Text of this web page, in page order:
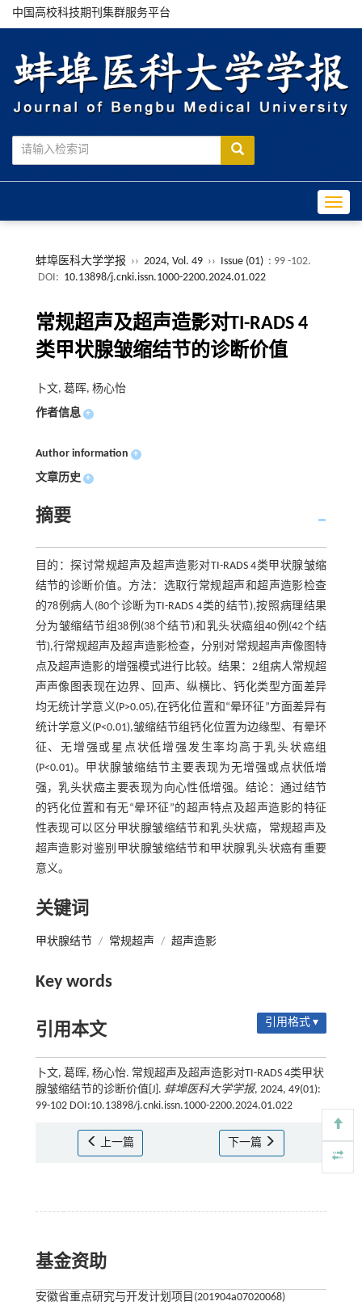
中国高校科技期刊集群服务平台
蚌埠医科大学学报 ›› 2024, Vol. 49 ›› Issue (01) : 99 -102.
DOI: 10.13898/j.cnki.issn.1000-2200.2024.01.022
常规超声及超声造影对TI-RADS 4
类甲状腺皱缩结节的诊断价值
卜文, 葛晖, 杨心怡
作者信息 +
Author information +
文章历史 +
摘要
目的：探讨常规超声及超声造影对TI-RADS 4类甲状腺皱缩
结节的诊断价值。方法：选取行常规超声和超声造影检查
的78例病人(80个诊断为TI-RADS 4类的结节),按照病理结果
分为皱缩结节组38例(38个结节)和乳头状癌组40例(42个结
节),行常规超声及超声造影检查，分别对常规超声声像图特
点及超声造影的增强模式进行比较。结果：2组病人常规超
声声像图表现在边界、回声、纵横比、钙化类型方面差异
均无统计学意义(P>0.05),在钙化位置和“晕环征”方面差异有
统计学意义(P<0.01),皱缩结节组钙化位置为边缘型、有晕环
征、无增强或星点状低增强发生率均高于乳头状癌组
(P<0.01)。甲状腺皱缩结节主要表现为无增强或点状低增
强，乳头状癌主要表现为向心性低增强。结论：通过结节
的钙化位置和有无“晕环征”的超声特点及超声造影的特征
性表现可以区分甲状腺皱缩结节和乳头状癌，常规超声及
超声造影对鉴别甲状腺皱缩结节和甲状腺乳头状癌有重要
意义。
关键词
甲状腺结节 / 常规超声 / 超声造影
Key words
引用本文 引用格式 ▾
卜文, 葛晖, 杨心怡. 常规超声及超声造影对TI-RADS 4类甲状
腺皱缩结节的诊断价值[J]. 蚌埠医科大学学报, 2024, 49(01):
99-102 DOI:10.13898/j.cnki.issn.1000-2200.2024.01.022
上一篇 下一篇
基金资助
安徽省重点研究与开发计划项目(201904a07020068)